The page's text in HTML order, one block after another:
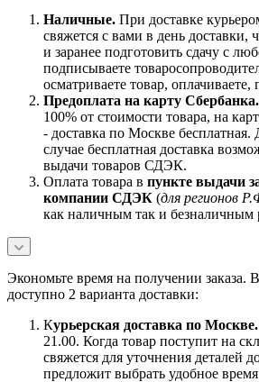
Наличные. При доставке
свяжется с вами в день доставки,
и заранее подготовить сдачу с
подписываете
осматриваете товар, оплачиваете,
Предоплата на карту Сбербанка.
100% от стоимости товара, на
- доставка по Москве бесплатная.
случае бесплатная доставка
выдачи товаров СДЭК.
Оплата товара в пункте выдачи
компании СДЭК (для регионов
как наличным так и безналичным
Экономьте время на получении заказа.
доступно 2 варианта доставки:
Курьерская доставка по Москве.
21.00. Когда товар поступит на
свяжется для уточнения деталей
предложит выбрать удобное